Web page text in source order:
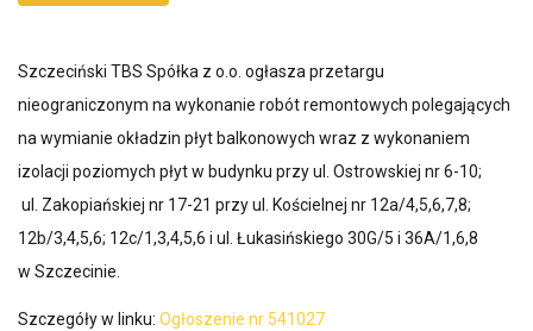
Szczeciński TBS Spółka z o.o. ogłasza przetargu
nieograniczonym na wykonanie robót remontowych polegających
na wymianie okładzin płyt balkonowych wraz z wykonaniem
izolacji poziomych płyt w budynku przy ul. Ostrowskiej nr 6-10;
ul. Zakopiańskiej nr 17-21 przy ul. Kościelnej nr 12a/4,5,6,7,8;
12b/3,4,5,6; 12c/1,3,4,5,6 i ul. Łukasińskiego 30G/5 i 36A/1,6,8
w Szczecinie.
Szczegóły w linku: Ogłoszenie nr 541027